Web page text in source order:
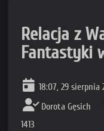
Relacja z
Fantastyki
18:07, 29 sierpnia
Dorota Gęsich
1413